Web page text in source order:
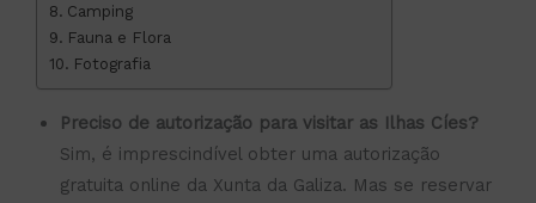
Camping
Fauna e Flora
Fotografia
Preciso de autorização para visitar as Ilhas Cíes?
Sim, é imprescindível obter uma autorização
gratuita online da Xunta da Galiza. Mas se reservar